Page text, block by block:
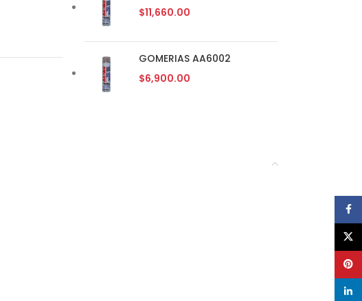
$11,660.00
GOMERIAS AA6002
$6,900.00